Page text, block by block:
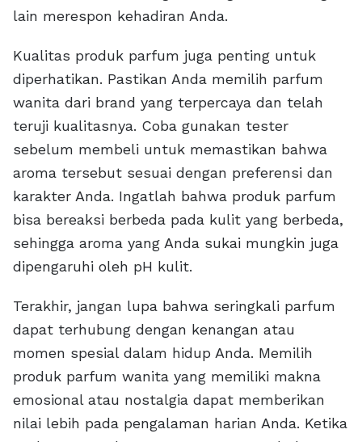
lain merespon kehadiran Anda.
Kualitas produk parfum juga penting untuk
diperhatikan. Pastikan Anda memilih parfum
wanita dari brand yang terpercaya dan telah
teruji kualitasnya. Coba gunakan tester
sebelum membeli untuk memastikan bahwa
aroma tersebut sesuai dengan preferensi dan
karakter Anda. Ingatlah bahwa produk parfum
bisa bereaksi berbeda pada kulit yang berbeda,
sehingga aroma yang Anda sukai mungkin juga
dipengaruhi oleh pH kulit.
Terakhir, jangan lupa bahwa seringkali parfum
dapat terhubung dengan kenangan atau
momen spesial dalam hidup Anda. Memilih
produk parfum wanita yang memiliki makna
emosional atau nostalgia dapat memberikan
nilai lebih pada pengalaman harian Anda. Ketika